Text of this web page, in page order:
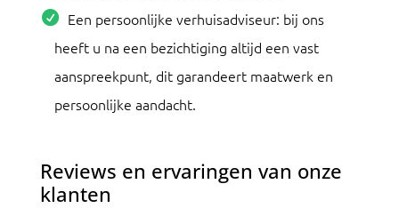
Een persoonlijke verhuisadviseur: bij ons
heeft u na een bezichtiging altijd een vast
aanspreekpunt, dit garandeert maatwerk en
persoonlijke aandacht.
Reviews en ervaringen van onze
klanten